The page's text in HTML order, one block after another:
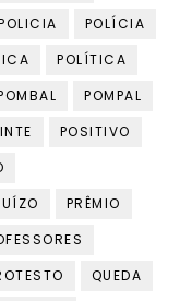
POLÍCIA
POLÍTICA
POMPAL
POSITIVO
PRÊMIO
QUEDA